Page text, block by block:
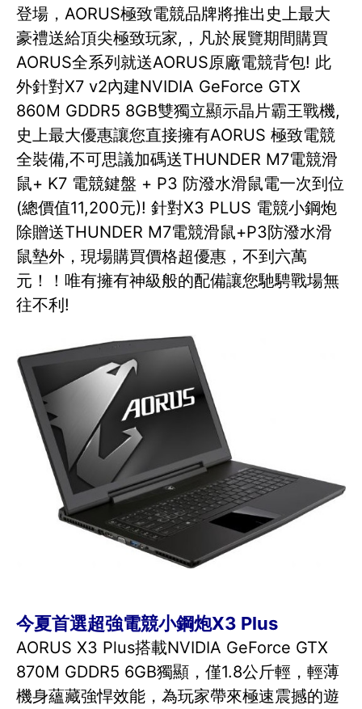
登場，AORUS極致電競品牌將推出史上最大
豪禮送給頂尖極致玩家,，凡於展覽期間購買
AORUS全系列就送AORUS原廠電競背包! 此
外針對X7 v2內建NVIDIA GeForce GTX
860M GDDR5 8GB雙獨立顯示晶片霸王戰機,
史上最大優惠讓您直接擁有AORUS 極致電競
全裝備,不可思議加碼送THUNDER M7電競滑
鼠+ K7 電競鍵盤 + P3 防潑水滑鼠電一次到位
(總價值11,200元)! 針對X3 PLUS 電競小鋼炮
除贈送THUNDER M7電競滑鼠+P3防潑水滑
鼠墊外，現場購買價格超優惠，不到六萬
元！！唯有擁有神級般的配備讓您馳騁戰場無
往不利!
今夏首選超強電競小鋼炮X3 Plus
AORUS X3 Plus搭載NVIDIA GeForce GTX
870M GDDR5 6GB獨顯，僅1.8公斤輕，輕薄
機身蘊藏強悍效能，為玩家帶來極速震撼的遊